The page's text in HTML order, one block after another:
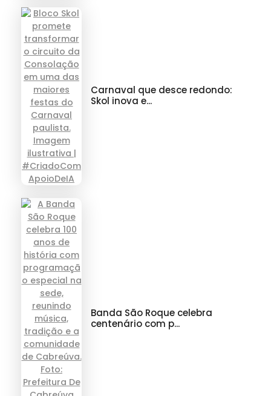
Carnaval que desce redondo:
Skol inova e...
Banda São Roque celebra
centenário com p...